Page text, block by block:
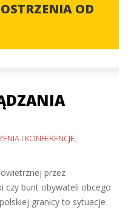
OD
I KONFERENCJE,
przez
czy bunt obywateli obcego
granicy to sytuacje